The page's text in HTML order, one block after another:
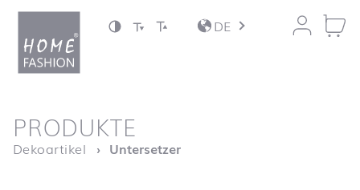
Zum Inhalt springen
DE
Startseite
PRODUKTE
Dekoartikel Untersetzer